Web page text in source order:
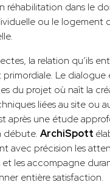
réhabilitation dans le
ou le
la relation qu’ils
primordiale. Le
du projet où naît la
liées au site ou
après une étude
débute. ArchiSpott
avec précision les
et les accompagne
entière satisfaction.